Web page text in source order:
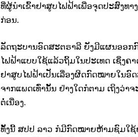
ທີ່ຜູ້ນຳເຂົ້າຢາສູບໄຟຟ້າເພື່ອຈຸດປະສົງທ
ກ່ອນ.
ລັດຖະບານອົດສະຕຣາລີ ຍັງມີແຜນອອ
ໄຟຟ້າແບບໃຊ້ແລ້ວຖິ້ມໃນປະເທດ ເຊິ່ງ
ຢາສູບໄຟຟ້າເປັນເລື່ອງຜິດກົດໝາຍໃນອົ
ຈາກແພດເທົ່ານັ້ນ ຢ່າງໃດກໍຕາມ ເຖິງວ່
ຕໍ່ເນື່ອງ.
ທັ້ງນີ້ ສປປ ລາວ ກໍມີກົດໝາຍຫ້າມຊົມໃຊ້